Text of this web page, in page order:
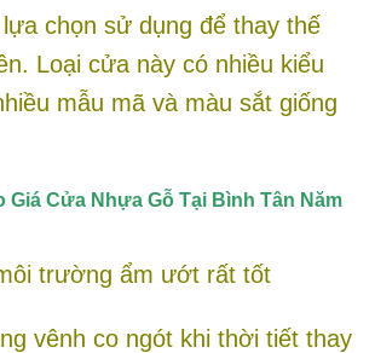
chọn sử dụng để thay thế
Loại cửa này có nhiều kiểu
mẫu mã và màu sắt giống
Giá Cửa Nhựa Gỗ Tại Bình Tân Năm
trường ẩm ướt rất tốt
vênh co ngót khi thời tiết thay